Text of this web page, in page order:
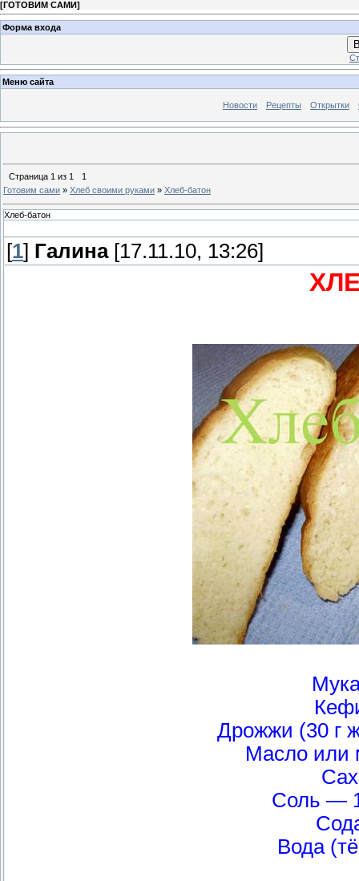
[ГОТОВИМ САМИ]
Форма входа
Меню сайта
Новости Рецепты Открытки
Страница 1 из 1
1
Готовим сами » Хлеб своими руками » Хлеб-батон
Хлеб-батон
[1] Галина[17.11.10, 13:26]
Дрожжи (30 г
Масло или
Соль —
Вода